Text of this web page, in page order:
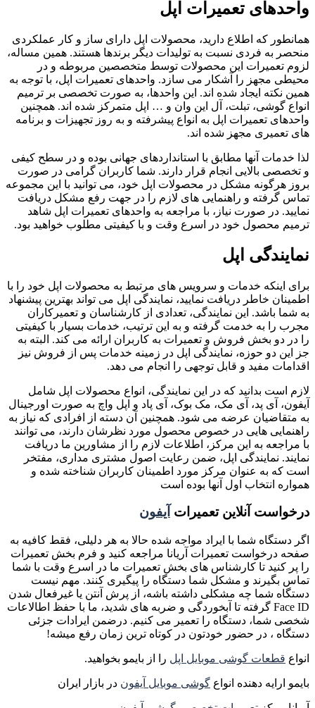
واحدهای تعمیرات اپل
همانطور که اطلاع دارید، محصولات اپل دارای ساز و کار عملکردی
منحصر به فردی نسبت به تولیدات دیگر برندها هستند. همین مساله،
لزوم تعمیرات این محصولات توسط متخصصین مربوطه و در
محیطی مجهز را آشکار می سازد. واحدهای تعمیرات اپل، با توجه به
همین نکته ایجاد شده اند. این واحدها، به صورت تخصصی بر ترمیم
انواع گوشی، تبلت، آل این وان و … اپل متمرکز شده اند. همچنین
واحدهای تعمیرات اپل به انواع پیشرفته و به روز تجهیزات و برنامه
های تعمیری مجهز شده اند.
لذا خدمات آنها مطابق با استانداردهای جهانی بوده و در سطح کیفی
و تخصصی بالایی انجام قرار دارند. شما کاربران گرامی در صورت
بروز هرگونه مشکل در محصولات اپل خود، می توانید با این مجموعه
تماس گرفته و راهنمایی های لازم را در جهت رفع مشکل دریافت
نمایید. در صورت نیاز، با مراجعه به واحدهای تعمیرات اپل شاهد
ترمیم محصول خود در اسرع وقت و با کیفیتی مطلوب خواهید بود.
نمایندگی اپل
برای اینکه خدمات و سرویس های مرتبط به محصولات اپل خود را با
اطمینان خاطر دریافت نمایید، نمایندگی اپل می تواند بهترین پیشنهاد
به شما باشد. این نمایندگی، تعدادی از کارشناسان و تعمیرکاران
مجرب را به خدمت گرفته و به این ترتیب، خدمات بسیار با کیفیتی
را در دو بخش فروش و تعمیرات به کاربران ارائه می کند. البته به
جز این دو حوزه، نمایندگی اپل در زمینه خدمات پس از فروش نیز
اقدامات مفید و قابل توجهی را انجام می دهد.
لازم است بدانید که در این نمایندگی، انواع محصولات اپل شامل
آیفون، آی پد، آی مک، مک بوک، آی پاد و اپل واچ به صورت اورجینال
به متقاضیان عرضه می شود. همچنین آن دسته از افرادی که نیاز به
راهنمایی هایی در خصوص محصول مورد نظرشان دارند، می توانند
با مراجعه به این مرکز، اطلاعات لازم را از مشاورین ما دریافت
نمایند. نمایندگی اپل، ضمن رعایت اصول مشتری مداری، مفتخر
است که به عنوان مرکز مورد اطمینان کاربران شناخته شده و
همواره انتخاب اول آنها بوده است
درخواست آنلاین تعمیرات آیفون
اگر دستگاه شما با ایراد مواجه شده حالا به هر دلیلی، فقط کافیه به
صفحه درخواست تعمیرات آریانا مراجعه کنید و فرم بخش تعمیرات
را پر کنید تا کارشناس های بخش تعمیرات ما در اسرع وقت با شما
تماس بگیرند و مشکل شما دستگاه را پیگیری کنند. مهم نیست
دستگاه شما چه مشکلی داشته باشه، از پرش آنتن یا غیرفعال شدن
Face ID گرفته تا آبخوردگی و ضربه های شدید، ما با حفظ اطالاعات
شخصی شما، دستگاه را تعمیر می کنیم. درضمن ایرادات جزئی
دستگاه ، در حضور خودتون در کوتاه ترین زمان رفع میشه!
انواع قطعات گوشی موبایل اپل را از بایمو بخواهید.
بایمو ارایه دهنده انواع گوشی موبایل آیفون در بازار ایران